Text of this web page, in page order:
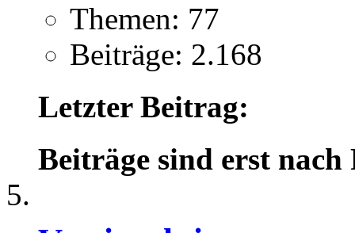
Themen: 77
Beiträge: 2.168
Letzter Beitrag:
Beiträge sind erst